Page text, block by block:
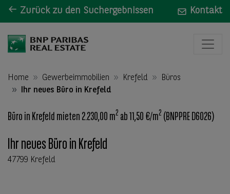
Zurück zu den Suchergebnissen Kontakt
Home Gewerbeimmobilien Krefeld
Büros
Ihr neues Büro in Krefeld
Büro in Krefeld mieten 2.230,00 m2 ab 11,50 €/m2 (BNPPRE D6026)
Ihr neues Büro in Krefeld
47799 Krefeld